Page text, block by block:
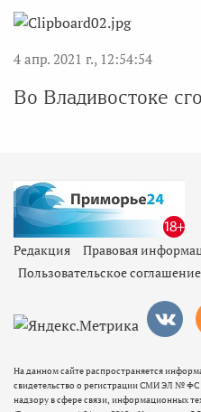
4 апр. 2021 г., 12:54:54
Во Владивостоке
Редакция Правовая
Пользовательское соглашение
На данном сайте распространяется
свидетельство о регистрации СМИ ЭЛ № ФС
надзору в сфере связи, информационных